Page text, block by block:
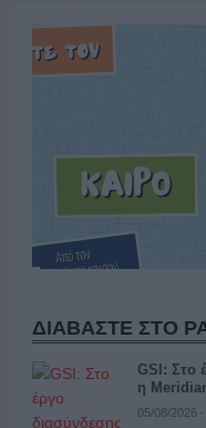
ΔΙΑΒΑΣΤΕ ΣΤΟ
GSI: Στο
η
05/08/2026